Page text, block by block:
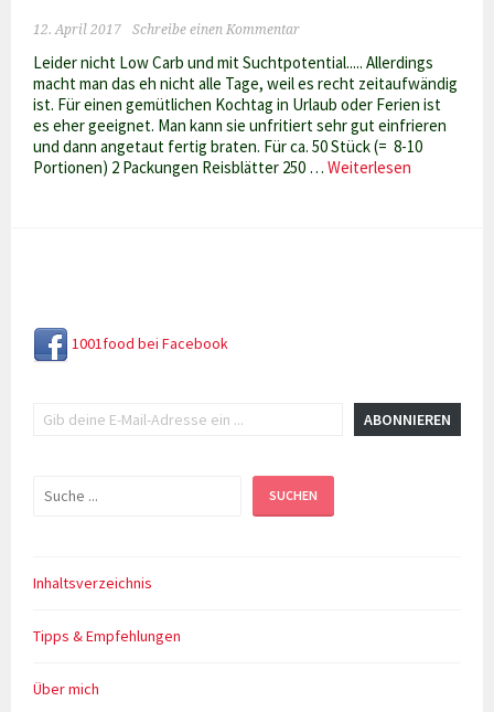
12. April 2017 Schreibe einen Kommentar
Leider nicht Low Carb und mit Suchtpotential..... Allerdings
macht man das eh nicht alle Tage, weil es recht zeitaufwändig
ist. Für einen gemütlichen Kochtag in Urlaub oder Ferien ist
es eher geeignet. Man kann sie unfritiert sehr gut einfrieren
und dann angetaut fertig braten. Für ca. 50 Stück (= 8-10
Portionen) 2 Packungen Reisblätter 250 …Weiterlesen
1001food bei Facebook
ABONNIEREN
Suchen SUCHEN
Inhaltsverzeichnis
Tipps & Empfehlungen
Über mich